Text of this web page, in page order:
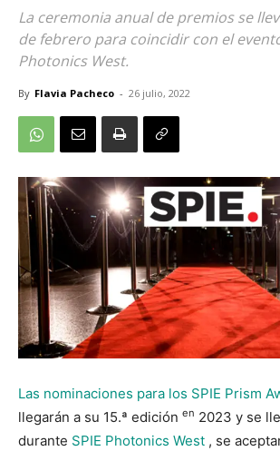
La ceremonia anual de premios se
de febrero para coincidir con el
Photonics West.
By Flavia Pacheco - 26 julio, 2022
Las nominaciones para los SPIE Prism
llegarán a su 15.ª edición en 2023 y se
durante SPIE Photonics West , se